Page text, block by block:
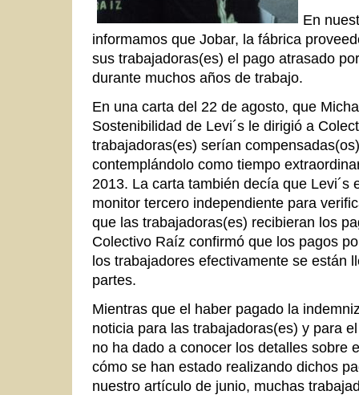
En
informamos que Jobar, la fábrica
sus trabajadoras(es) el pago atrasado
durante muchos años de trabajo.
En una carta del 22 de agosto, que
Sostenibilidad de Levi´s le dirigió a
trabajadoras(es) serían
contemplándolo como tiempo
2013. La carta también decía que Levi´s
monitor tercero independiente para
que las trabajadoras(es) recibieran los
Colectivo Raíz confirmó que los pagos
los trabajadores efectivamente se están
partes.
Mientras que el haber pagado la
noticia para las trabajadoras(es) y para
no ha dado a conocer los detalles sobre
cómo se han estado realizando dichos
nuestro artículo de junio, muchas